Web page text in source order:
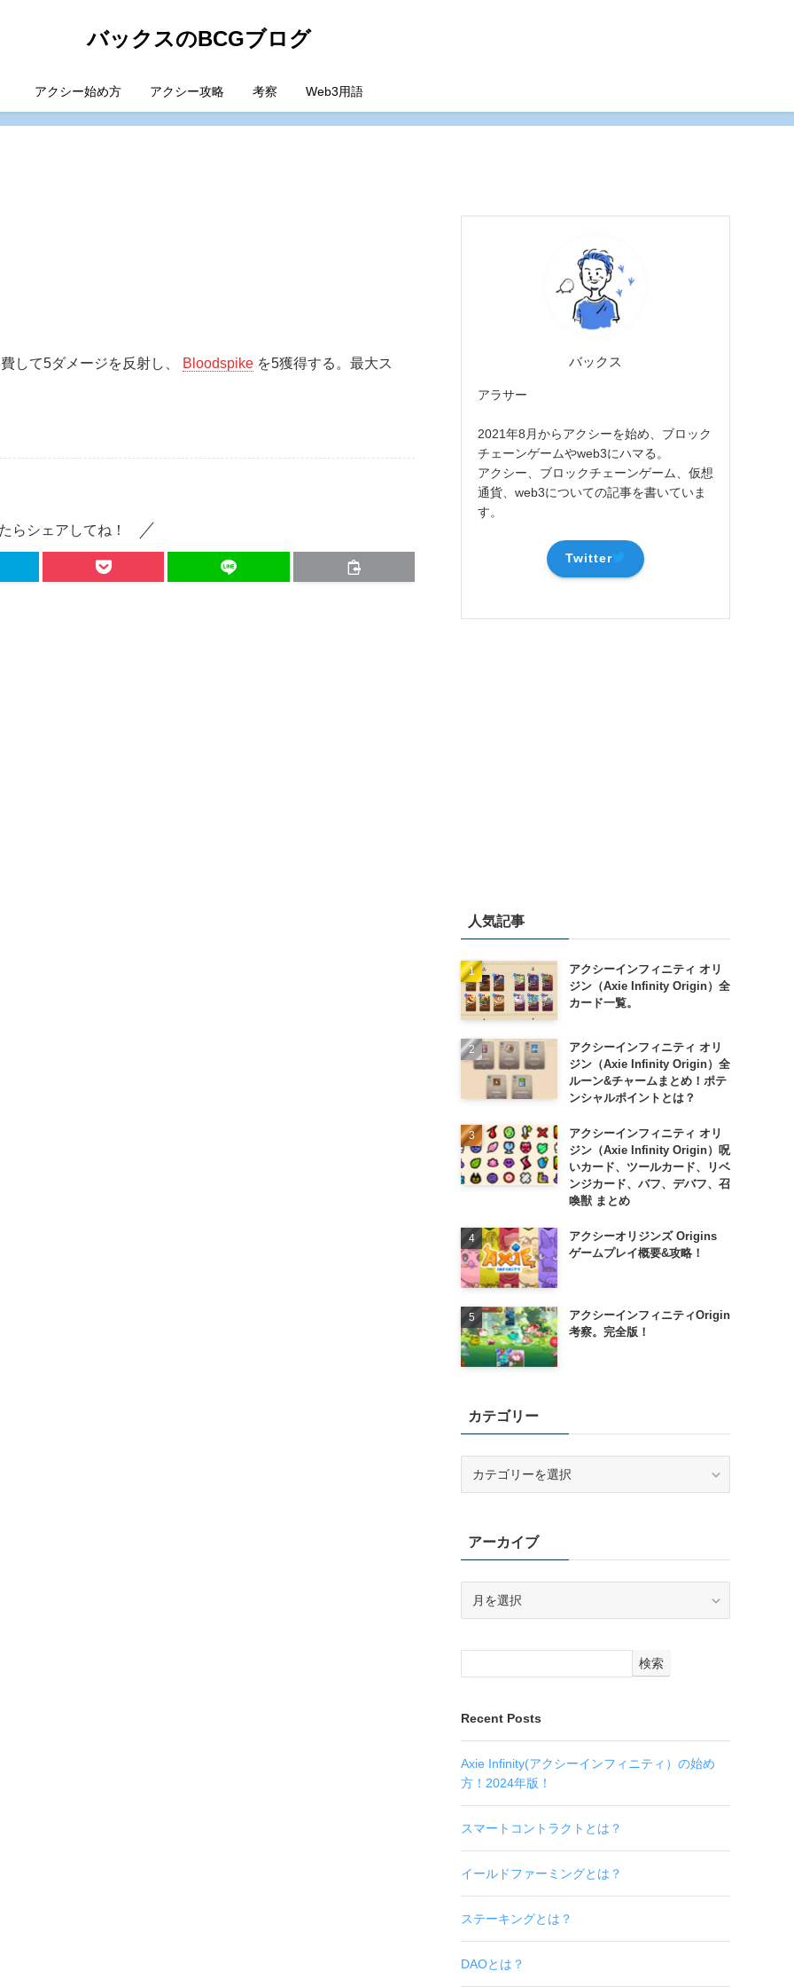
バックスのBCGブログ
アクシー始め方 アクシー攻略 考察 Web3用語
して5ダメージを反射し、 Bloodspike を5獲得する。最大ス
らシェアしてね！
バックス
アラサー
2021年8月からアクシーを始め、ブロック
チェーンゲームやweb3にハマる。
アクシー、ブロックチェーンゲーム、仮想
通貨、web3についての記事を書いていま
す。
Twitter
人気記事
アクシーインフィニティ オリ
ジン（Axie Infinity Origin）全
カード一覧。
アクシーインフィニティ オリ
ジン（Axie Infinity Origin）全
ルーン&チャームまとめ！ポテ
ンシャルポイントとは？
アクシーインフィニティ オリ
ジン（Axie Infinity Origin）呪
いカード、ツールカード、リベ
ンジカード、バフ、デバフ、召
喚獣 まとめ
アクシーオリジンズ Origins
ゲームプレイ概要&攻略！
アクシーインフィニティOrigin
考察。完全版！
カテゴリー
ーアーカイブ
イ
検索
Recent Posts
Axie Infinity(アクシーインフィニティ）の始め
方！2024年版！
スマートコントラクトとは？
イールドファーミングとは？
ステーキングとは？
DAOとは？